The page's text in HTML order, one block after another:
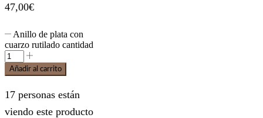
47,00€
Anillo de plata con
cuarzo rutilado cantidad
Añadir al carrito
17 personas están
viendo este producto